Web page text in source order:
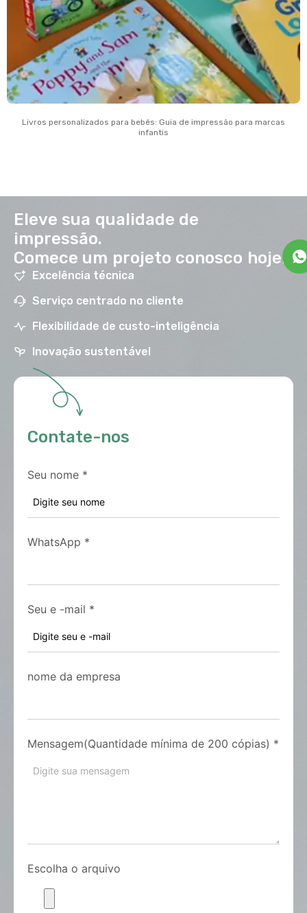
Livros personalizados para bebês: Guia de impressão para marcas
infantis
Eleve sua qualidade de
impressão.
Comece um projeto conosco hoje!
Excelência técnica
Serviço centrado no cliente
Flexibilidade de custo-inteligência
Inovação sustentável
Contate-nos
Seu nome *
WhatsApp *
Seu e -mail *
nome da empresa
Mensagem(Quantidade mínima de 200 cópias) *
Escolha o arquivo